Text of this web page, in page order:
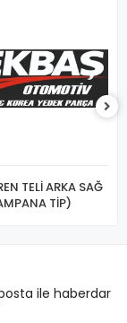
TELİ ARKA SAĞ
TİP)
ile haberdar